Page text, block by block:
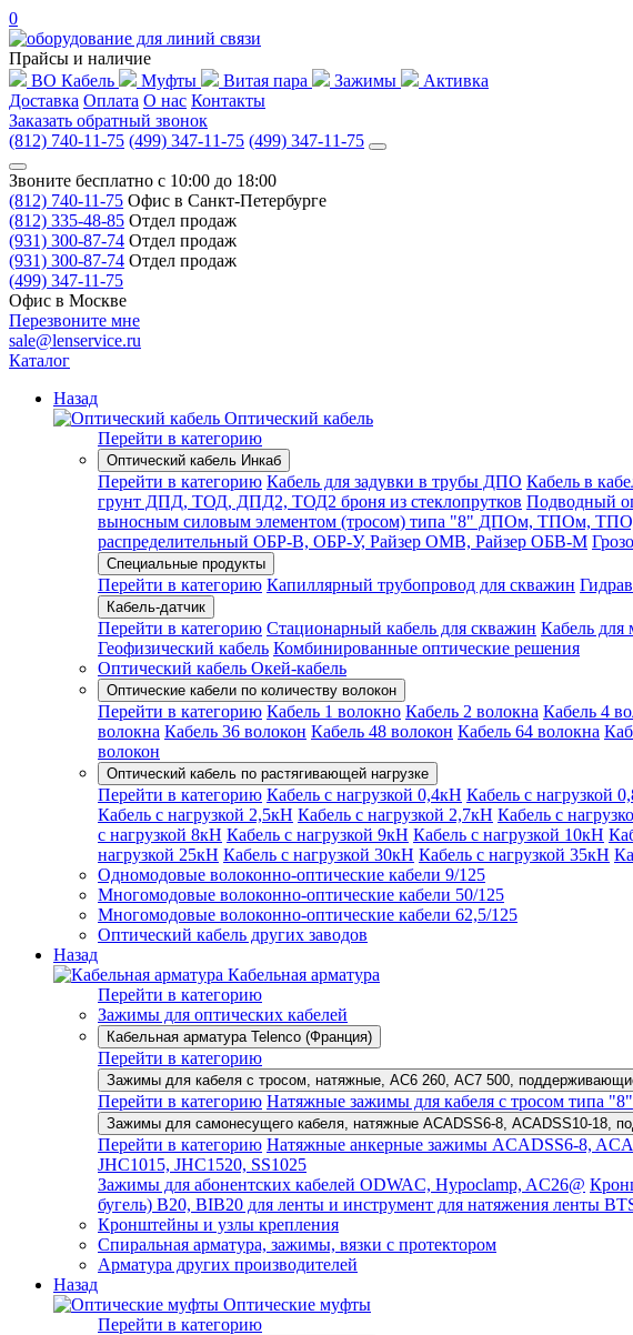
0
Прайсы и наличие
ВО Кабель
Муфты Витая пара Зажимы
Активка
Доставка Оплата О нас Контакты
Заказать обратный звонок
(812) 740-11-75 (499) 347-11-75 (499) 347-11-75
Звоните бесплатно с 10:00 до 18:00
(812) 740-11-75 Офис в Санкт-Петербурге
(812) 335-48-85 Отдел продаж
(931) 300-87-74 Отдел продаж
(931) 300-87-74 Отдел продаж
(499) 347-11-75
Офис в Москве
Перезвоните мне
sale@lenservice.ru
Каталог
Назад
Оптический кабель
Перейти в категорию
Оптический кабель Инкаб
Перейти в категорию Кабель для задувки в трубы ДПО Кабель в
грунт ДПД, ТОД, ДПД2, ТОД2 броня из стеклопрутков Подводный
выносным силовым элементом (тросом) типа "8" ДПОм, ТПОм,
распределительный ОБР-В, ОБР-У, Райзер ОМВ, Райзер ОБВ-М
Специальные продукты
Перейти в категорию Капиллярный трубопровод для скважин
Кабель-датчик
Перейти в категорию Стационарный кабель для скважин Кабель для
Геофизический кабель Комбинированные оптические решения
Оптический кабель Окей-кабель
Оптические кабели по количеству волокон
Перейти в категорию Кабель 1 волокно Кабель 2 волокна Кабель 4
волокна Кабель 36 волокон Кабель 48 волокон Кабель 64 волокна
волокон
Оптический кабель по растягивающей нагрузке
Перейти в категорию Кабель с нагрузкой 0,4кН Кабель с нагрузкой
Кабель с нагрузкой 2,5кН Кабель с нагрузкой 2,7кН Кабель с
с нагрузкой 8кН Кабель с нагрузкой 9кН Кабель с нагрузкой 10кН
нагрузкой 25кН Кабель с нагрузкой 30кН Кабель с нагрузкой 35кН
Одномодовые волоконно-оптические кабели 9/125
Многомодовые волоконно-оптические кабели 50/125
Многомодовые волоконно-оптические кабели 62,5/125
Оптический кабель других заводов
Назад
Кабельная арматура
Перейти в категорию
Зажимы для оптических кабелей
Кабельная арматура Telenco (Франция)
Перейти в категорию
Зажимы для кабеля с тросом, натяжные, AC6 260, AC7 500,
Перейти в категорию Натяжные зажимы для кабеля с тросом типа "8"
Зажимы для самонесущего кабеля, натяжные ACADSS6-8, ACADSS10-18,
Перейти в категорию Натяжные анкерные зажимы ACADSS6-8,
JHC1015, JHC1520, SS1025
Зажимы для абонентских кабелей ODWAC, Hypoclamp, AC26@
бугель) B20, BIB20 для ленты и инструмент для натяжения ленты
Кронштейны и узлы крепления
Спиральная арматура, зажимы, вязки с протектором
Арматура других производителей
Назад
Оптические муфты
Перейти в категорию